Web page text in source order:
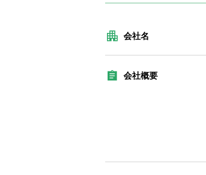
会社名
会社概要